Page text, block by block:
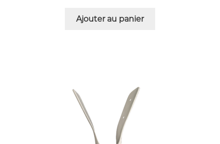
Ajouter au panier